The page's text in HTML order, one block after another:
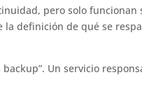
pero solo funcionan
definición de qué se
Un servicio